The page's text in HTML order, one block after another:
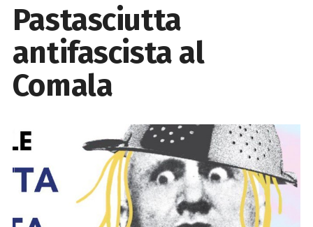
Pastasciutta
antifascista al
Comala